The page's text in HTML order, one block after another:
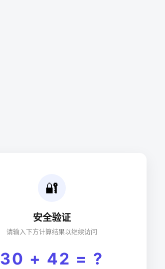
🔐
安全验证
请输入下方计算结果以继续访问
30 + 42 = ?